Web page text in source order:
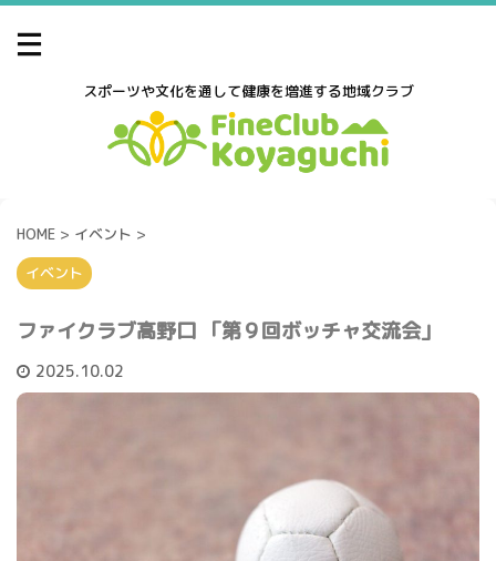
スポーツや文化を通して健康を増進する地域クラブ
HOME > イベント >
イベント
ファイクラブ高野口 「第９回ボッチャ交流会」
2025.10.02